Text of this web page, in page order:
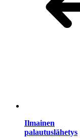
Ilmainen
palautuslähetys